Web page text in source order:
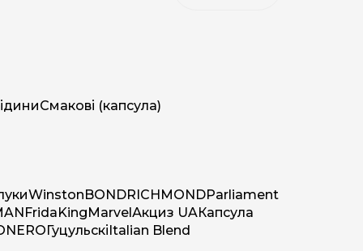
Смакові (капсула)
WinstonBONDRICHMONDParliament
FridaKingMarvelАкциз UAКапсула
NEROГуцульскіItalian Blend